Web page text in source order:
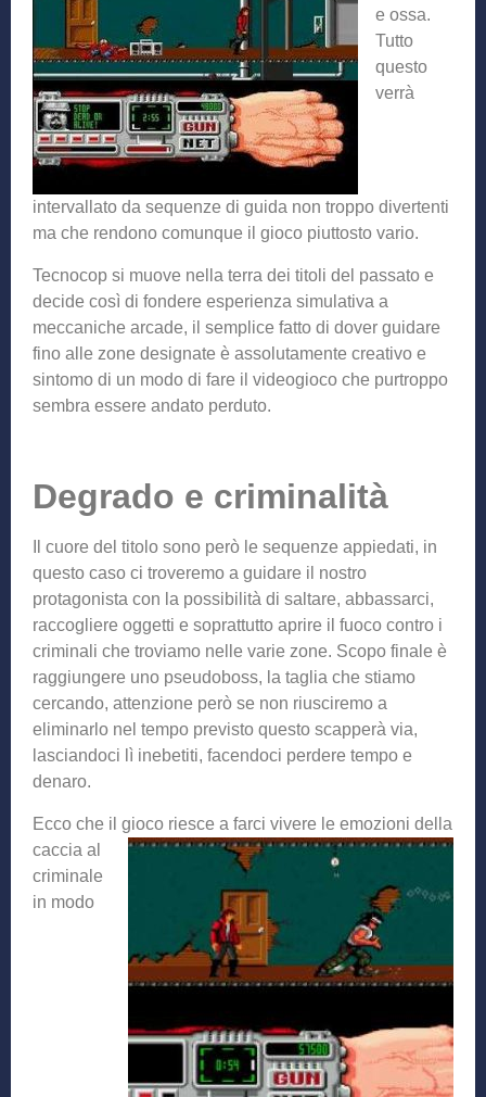
e ossa.
Tutto
questo
verrà
intervallato da sequenze di guida non troppo divertenti
ma che rendono comunque il gioco piuttosto vario.
Tecnocop si muove nella terra dei titoli del passato e
decide così di fondere esperienza simulativa a
meccaniche arcade, il semplice fatto di dover guidare
fino alle zone designate è assolutamente creativo e
sintomo di un modo di fare il videogioco che purtroppo
sembra essere andato perduto.
Degrado e criminalità
Il cuore del titolo sono però le sequenze appiedati, in
questo caso ci troveremo a guidare il nostro
protagonista con la possibilità di saltare, abbassarci,
raccogliere oggetti e soprattutto aprire il fuoco contro i
criminali che troviamo nelle varie zone. Scopo finale è
raggiungere uno pseudoboss, la taglia che stiamo
cercando, attenzione però se non riusciremo a
eliminarlo nel tempo previsto questo scapperà via,
lasciandoci lì inebetiti, facendoci perdere tempo e
denaro.
Ecco che il gioco riesce a farci vivere le emozioni della
caccia al
criminale
in modo